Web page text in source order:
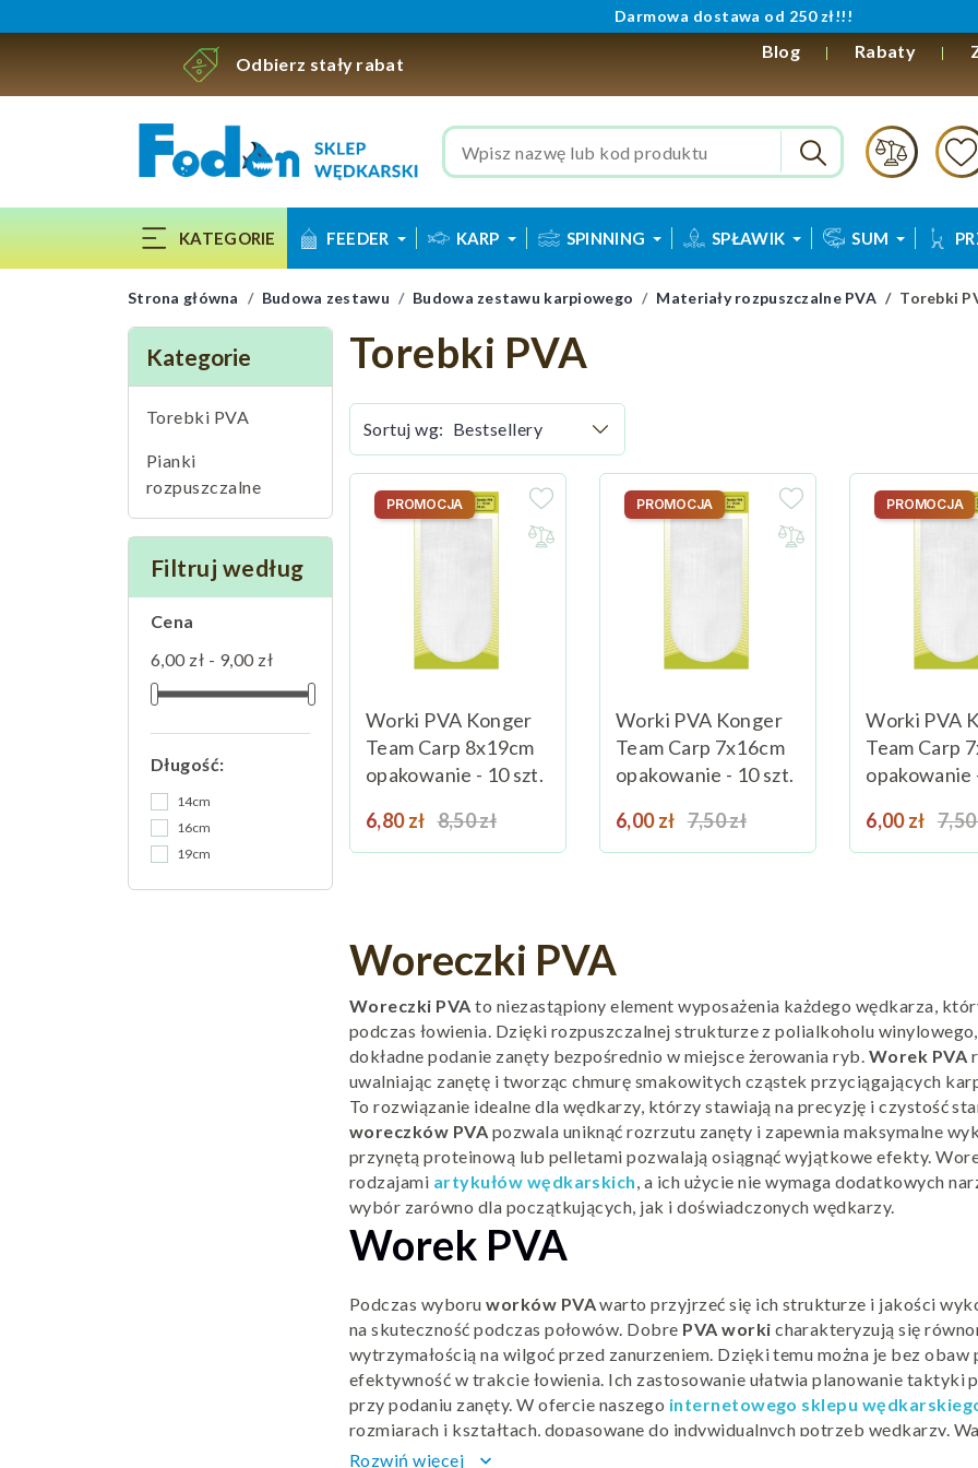
Darmowa dostawa od 250 zł!!!
Odbierz stały rabat
Blog Rabaty
KATEGORIE FEEDER KARP SPINNING SPŁAWIK SUM
Strona główna Budowa zestawu Budowa zestawu karpiowego Materiały rozpuszczalne PVA Torebki
Kategorie
Torebki PVA
Pianki
rozpuszczalne
Filtruj według
Cena
6,00 zł - 9,00 zł
Długość:
14cm
16cm
19cm
Torebki PVA
Sortuj wg:
Worki PVA Konger
Team Carp 8x19cm
opakowanie - 10 szt.
Cena
6,80 zł Cena podstawowa
8,50 zł
PROMOCJA
Worki PVA Konger
Team Carp 7x16cm
opakowanie - 10 szt.
Cena
6,00 zł Cena podstawowa
7,50 zł
PROMOCJA
Worki PVA
Team Carp
opakowanie
Cena
6,00 zł 7,50
PROMOCJA
Woreczki PVA
Woreczki PVA to niezastąpiony element wyposażenia każdego wędkarza,
podczas łowienia. Dzięki rozpuszczalnej strukturze z polialkoholu
dokładne podanie zanęty bezpośrednio w miejsce żerowania ryb. Worek PVA
uwalniając zanętę i tworząc chmurę smakowitych cząstek przyciągających
To rozwiązanie idealne dla wędkarzy, którzy stawiają na precyzję i czystość
woreczków PVA pozwala uniknąć rozrzutu zanęty i zapewnia maksymalne
przynętą proteinową lub pelletami pozwalają osiągnąć wyjątkowe efekty.
rodzajami artykułów wędkarskich, a ich użycie nie wymaga dodatkowych
wybór zarówno dla początkujących, jak i doświadczonych wędkarzy.
Worek PVA
Podczas wyboruworków PVAwarto przyjrzeć się ich strukturze i jakości
na skuteczność podczas połowów. Dobre PVA worki charakteryzują się
wytrzymałością na wilgoć przed zanurzeniem. Dzięki temu można je bez
efektywność w trakcie łowienia. Ich zastosowanie ułatwia planowanie taktyki
przy podaniu zanęty. W ofercie naszego internetowego sklepu
rozmiarach i kształtach, dopasowane do indywidualnych potrzeb wędkarzy.
rodzaj materiału, z jakiego zostały wykonane – im lepszej jakości PVA, tym
Rozwiń więcej keyboard_arrow_down